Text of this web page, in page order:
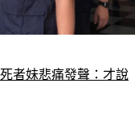
者妹悲痛發聲：才說